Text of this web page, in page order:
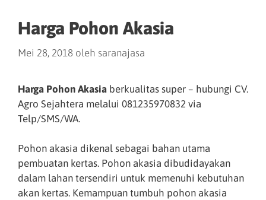
Harga Pohon Akasia
Mei 28, 2018 oleh saranajasa
Harga Pohon Akasia berkualitas super – hubungi CV.
Agro Sejahtera melalui 081235970832 via
Telp/SMS/WA.
Pohon akasia dikenal sebagai bahan utama
pembuatan kertas. Pohon akasia dibudidayakan
dalam lahan tersendiri untuk memenuhi kebutuhan
akan kertas. Kemampuan tumbuh pohon akasia